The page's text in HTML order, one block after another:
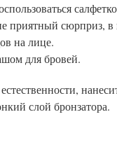
приятный сюрприз, в
на лице.
для бровей.
слой бронзатора.